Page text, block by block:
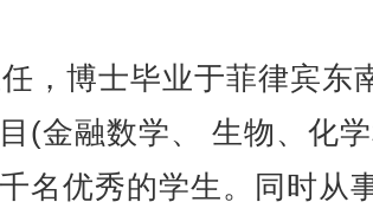
，博士毕业于菲律宾
(金融数学、 生物、化
名优秀的学生。同时从